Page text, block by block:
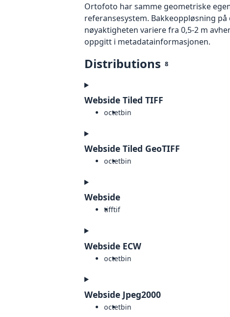
Ortofoto har samme geometriske
referansesystem. Bakkeoppløsning
nøyaktigheten variere fra 0,5-2 m
oppgitt i metadatainformasjonen.
Distributions 8
Webside Tiled TIFF
octetbin
Webside Tiled GeoTIFF
octetbin
Webside
tifftif
Webside ECW
octetbin
Webside Jpeg2000
octetbin